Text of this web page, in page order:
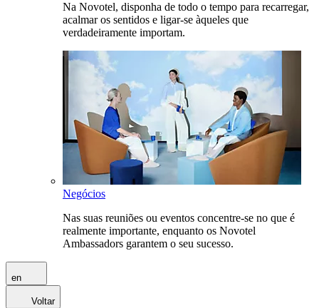
Na Novotel, disponha de todo o tempo para recarregar,
acalmar os sentidos e ligar-se àqueles que
verdadeiramente importam.
Negócios
Nas suas reuniões ou eventos concentre-se no que é
realmente importante, enquanto os Novotel
Ambassadors garantem o seu sucesso.
en
Voltar